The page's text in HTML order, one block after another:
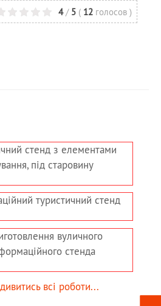
4 / 5 ( 12 голосов)
дивитись всі роботи...